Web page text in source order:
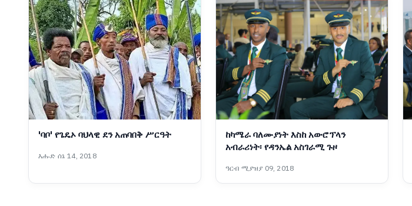
'ባቦ' የጌዴኦ ባህላዊ ደን አጠባበቅ ሥርዓት
እሑድ ሰኔ 14, 2018
ከካሜራ ባለሙያነት እስከ አውሮፕላን
አብራሪነት፡ የዳንኤል አስገራሚ ጉዞ
ዓርብ ሚያዝያ 09, 2018